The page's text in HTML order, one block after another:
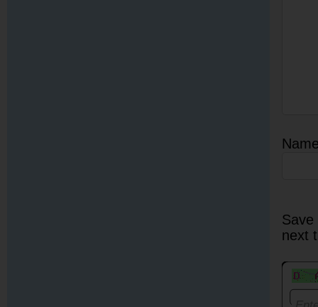
next